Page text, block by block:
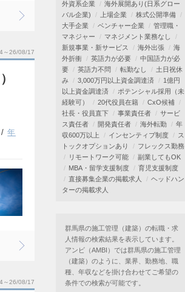
～26/08/17
年
～26/08/17
外資系企業
海外展開あり(日系グロー
バル企業)
上場企業
株式公開準備
大手企業
ベンチャー企業
管理職・
マネジャー
マネジメント業務なし
新規事業・新サービス
海外出張
海
外折衝
英語力が必要
中国語力が必
要
英語力不問 転勤なし
土日祝休
み
3,000万円以上資金調達済
1億円
以上資金調達済
ポテンシャル採用（未
経験可）
20代役員在籍
CxO候補
社長・役員直下
事業責任者
サービ
ス責任者
開発責任者 海外転勤
年
収600万以上
インセンティブ制度
ス
トックオプションあり
フレックス勤務
リモートワーク可能
副業してもOK
MBA・留学支援制度
育児支援制度
直接募集企業の掲載求人
ヘッドハン
ターの掲載求人
群馬県の施工管理（建築）の転職・求
人情報の検索結果を表示しています。
アンビ（AMBI）では群馬県の施工管理
（建築）のように、業界、勤務地、職
種、年収などを掛け合わせてご希望の
条件での検索が可能です。